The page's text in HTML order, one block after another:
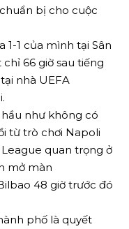
bị cho cuộc
1 của mình tại Sân
66 giờ sau tiếng
nhà UEFA
như không có
từ trò chơi Napoli
quan trọng ở
mở màn
48 giờ trước đó
phố là quyết